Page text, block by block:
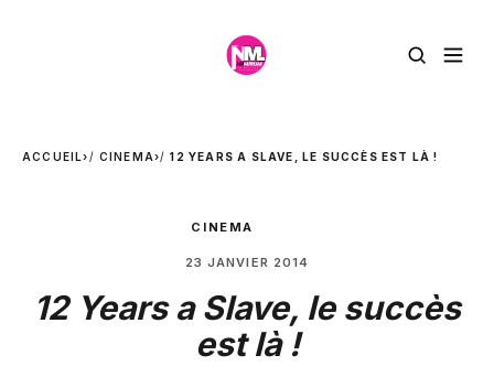
ACCUEIL› CINEMA› 12 YEARS A SLAVE, LE SUCCÈS EST LÀ !
CINEMA
23 JANVIER 2014
12 Years a Slave, le succès
est là !